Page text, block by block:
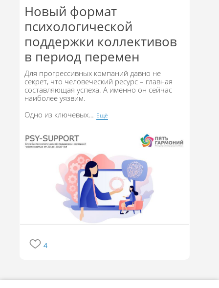
Новый формат
психологической
поддержки коллективов
в период перемен
Для прогрессивных компаний давно не
секрет, что человеческий ресурс – главная
составляющая успеха. А именно он сейчас
наиболее уязвим.
Одно из ключевых… Eщё
4